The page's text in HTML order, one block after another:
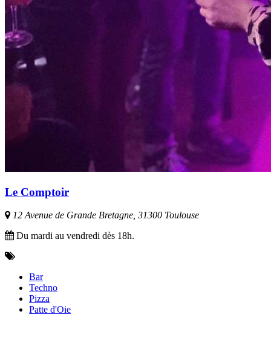
Le Comptoir
12 Avenue de Grande Bretagne, 31300 Toulouse
Du mardi au vendredi dès 18h.
Bar
Techno
Pizza
Patte d'Oie